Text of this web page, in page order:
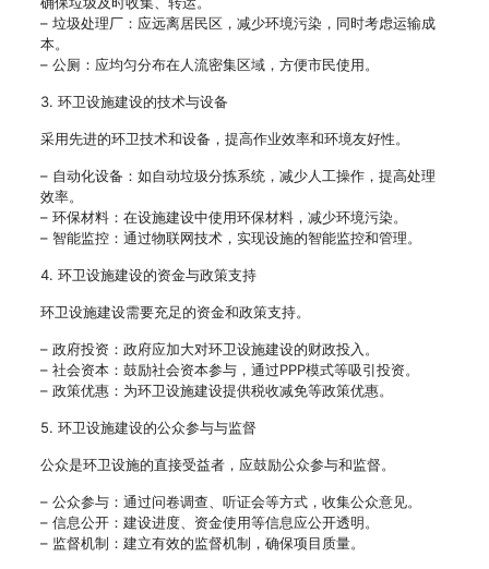
– 垃圾处理厂：应远离居民区，减少环境污染，同时考虑运输成
本。
– 公厕：应均匀分布在人流密集区域，方便市民使用。
3. 环卫设施建设的技术与设备
采用先进的环卫技术和设备，提高作业效率和环境友好性。
– 自动化设备：如自动垃圾分拣系统，减少人工操作，提高处理
效率。
– 环保材料：在设施建设中使用环保材料，减少环境污染。
– 智能监控：通过物联网技术，实现设施的智能监控和管理。
4. 环卫设施建设的资金与政策支持
环卫设施建设需要充足的资金和政策支持。
– 政府投资：政府应加大对环卫设施建设的财政投入。
– 社会资本：鼓励社会资本参与，通过PPP模式等吸引投资。
– 政策优惠：为环卫设施建设提供税收减免等政策优惠。
5. 环卫设施建设的公众参与与监督
公众是环卫设施的直接受益者，应鼓励公众参与和监督。
– 公众参与：通过问卷调查、听证会等方式，收集公众意见。
– 信息公开：建设进度、资金使用等信息应公开透明。
– 监督机制：建立有效的监督机制，确保项目质量。